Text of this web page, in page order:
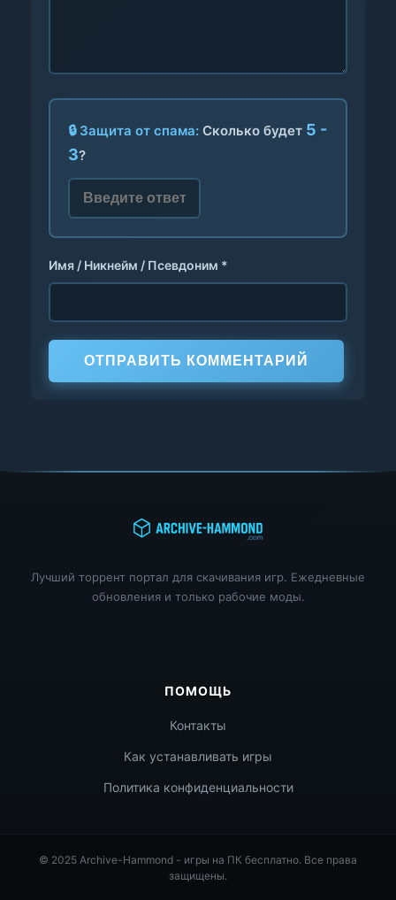
🔒 Защита от спама: Сколько будет 5 -
3?
Имя / Никнейм / Псевдоним *
ОТПРАВИТЬ КОММЕНТАРИЙ
Лучший торрент портал для скачивания игр. Ежедневные
обновления и только рабочие моды.
ПОМОЩЬ
Контакты
Как устанавливать игры
Политика конфиденциальности
© 2025 Archive-Hammond - игры на ПК бесплатно. Все права
защищены.